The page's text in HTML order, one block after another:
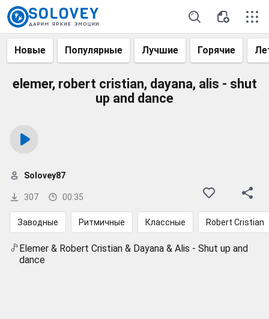
Новые Популярные Лучшие Горячие
elemer, robert cristian, dayana, alis - shut
up and dance
307 00:35
Solovey87
Заводные Ритмичные Классные Robert Cristian
Elemer & Robert Cristian & Dayana & Alis - Shut up and
dance